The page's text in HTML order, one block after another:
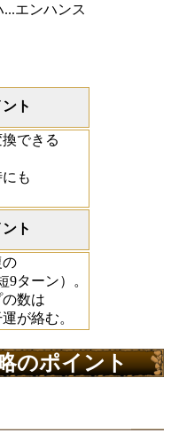
ンハンス
ト
できる
も
ト
の
9ターン）。
数は
が絡む。
のポイント